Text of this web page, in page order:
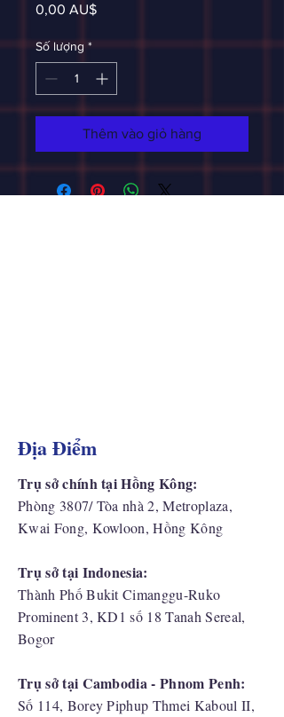
0,00 AU$Giá
Số lượng *
Thêm vào giỏ hàng
Địa Điểm
Trụ sở chính tại Hồng Kông:
Phòng 3807/ Tòa nhà 2, Metroplaza,
Kwai Fong, Kowloon, Hồng Kông
Trụ sở tại Indonesia:
​Thành Phố Bukit Cimanggu-Ruko
Prominent 3, KD1 số 18 Tanah Sereal,
Bogor
Trụ sở tại Cambodia - Phnom Penh:
Số 114, Borey Piphup Thmei Kaboul II,